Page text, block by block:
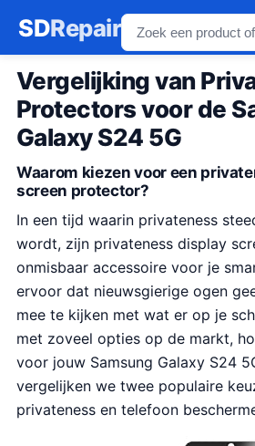
SDRepair
Vergelijking van
Protectors voor de
Galaxy S24 5G
Waarom kiezen voor een
screen protector?
In een tijd waarin privateness
wordt, zijn privateness display
onmisbaar accessoire voor je
ervoor dat nieuwsgierige ogen
mee te kijken met wat er op je
met zoveel opties op de markt,
voor jouw Samsung Galaxy S24
vergelijken we twee populaire
privateness en telefoon